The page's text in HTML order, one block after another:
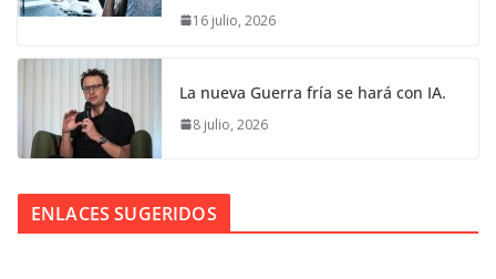
16 julio, 2026
La nueva Guerra fría se hará con IA.
8 julio, 2026
ENLACES SUGERIDOS